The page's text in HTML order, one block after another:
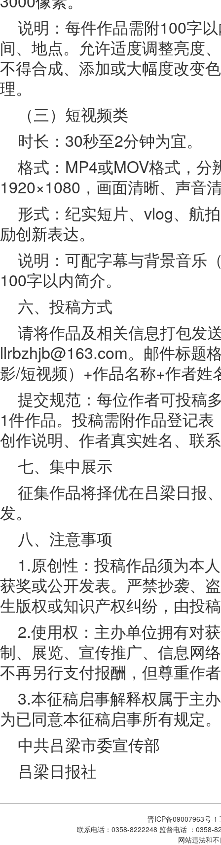
说明：每件作品需附100字
间、地点。允许适度调整亮度
不得合成、添加或大幅度改变
理。
（三）短视频类
时长：30秒至2分钟为宜。
格式：MP4或MOV格式，分
1920×1080，画面清晰、声音
形式：纪实短片、vlog、航
励创新表达。
说明：可配字幕与背景音乐
100字以内简介。
六、投稿方式
请将作品及相关信息打包发
llrbzhjb@163.com。邮件标题
影/短视频）+作品名称+作者姓
提交规范：每位作者可投稿
1件作品。投稿需附作品登记
创作说明、作者真实姓名、联
七、集中展示
征集作品将择优在吕梁日报
发。
八、注意事项
1.原创性：投稿作品须为本
获奖或公开发表。严禁抄袭、
生版权或知识产权纠纷，由投
2.使用权：主办单位拥有对
制、展览、宣传推广、信息网
不再另行支付报酬，但尊重作
3.本征稿启事解释权属于主
为已同意本征稿启事所有规定。
中共吕梁市委宣传部
吕梁日报社
晋ICP备09007963号-1
联系电话：0358-8222248 监督电话 ：
网站违法和